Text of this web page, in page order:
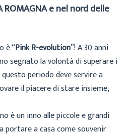
ROMAGNA e nel nord delle
è “Pink R-evolution”! A 30 anni
segnato la volontà di superare i
periodo deve servire a
il piacere di stare insieme,
è un inno alle piccole e grandi
a casa come souvenir